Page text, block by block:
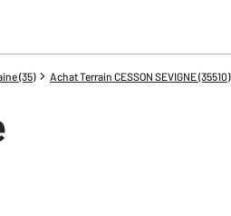
(35) Achat Terrain CESSON SEVIGNE (35510)